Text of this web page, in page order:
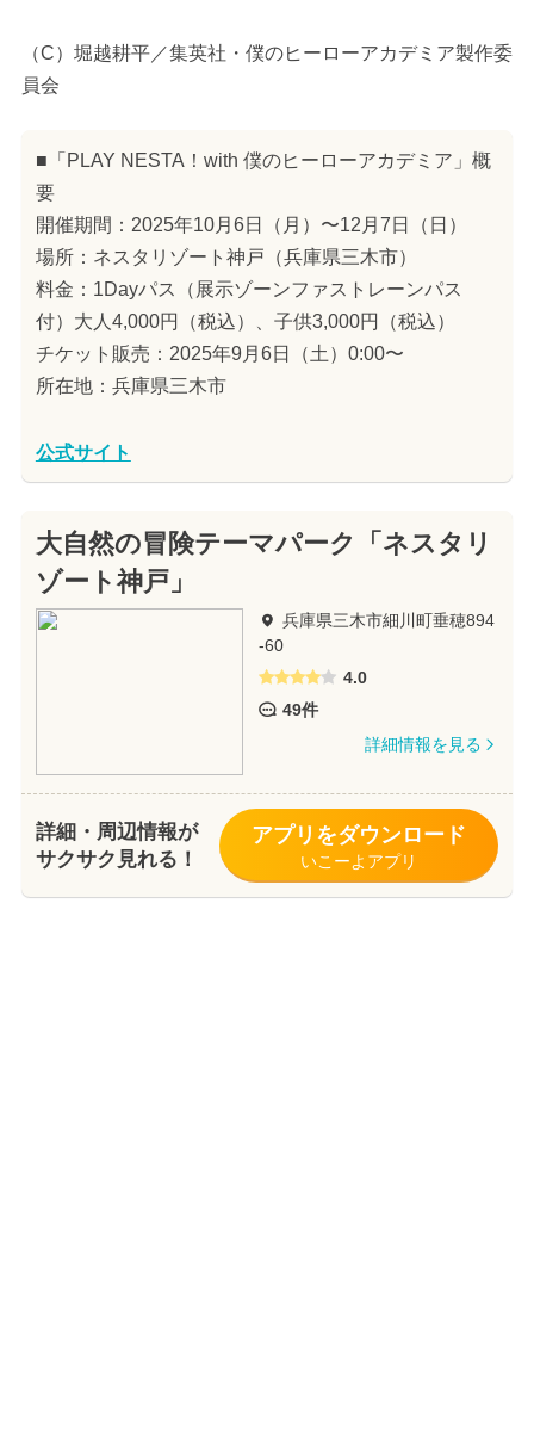
（C）堀越耕平／集英社・僕のヒーローアカデミア製作委
員会
■「PLAY NESTA！with 僕のヒーローアカデミア」概
要
開催期間：2025年10月6日（月）〜12月7日（日）
場所：ネスタリゾート神戸（兵庫県三木市）
料金：1Dayパス（展示ゾーンファストレーンパス
付）大人4,000円（税込）、子供3,000円（税込）
チケット販売：2025年9月6日（土）0:00〜
所在地：兵庫県三木市
公式サイト
大自然の冒険テーマパーク「ネスタリ
ゾート神戸」
兵庫県三木市細川町垂穂894
-60
4.0
49件
詳細情報を見る
詳細・周辺情報が
サクサク見れる！
アプリをダウンロード
いこーよアプリ